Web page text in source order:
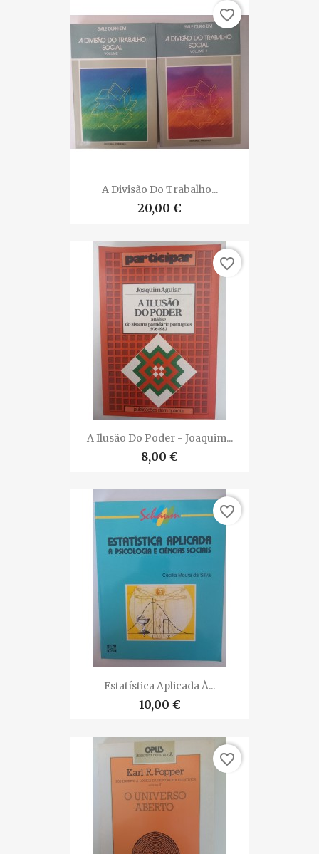
A Divisão Do Trabalho...
20,00 €
favorite_border
A Ilusão Do Poder - Joaquim...
8,00 €
favorite_border
Estatística Aplicada À...
10,00 €
favorite_border
favorite_border